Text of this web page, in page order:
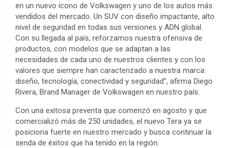
en un nuevo ícono de Volkswagen y uno de los autos más
vendidos del mercado. Un SUV con diseño impactante, alto
nivel de seguridad en todas sus versiones y ADN global.
Con su llegada al país, reforzamos nuestra ofensiva de
productos, con modelos que se adaptan a las
necesidades de cada uno de nuestros clientes y con los
valores que siempre han caracterizado a nuestra marca:
diseño, tecnología, conectividad y seguridad”, afirma Diego
Rivera, Brand Manager de Volkswagen en nuestro país.
Con una exitosa preventa que comenzó en agosto y que
comercializó más de 250 unidades, el nuevo Tera ya se
posiciona fuerte en nuestro mercado y busca continuar la
senda de éxitos que ha tenido en la región.